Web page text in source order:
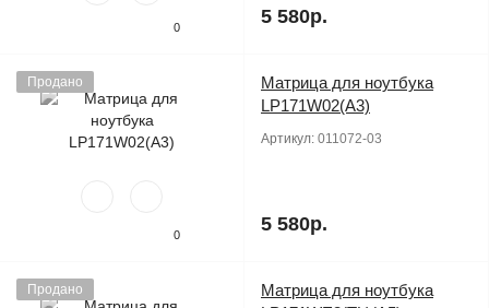
0 5 580р.
Продано
0
Матрица для ноутбука
LP171W02(A3)
Артикул: 011072-03
5 580р.
Продано
Матрица для ноутбука